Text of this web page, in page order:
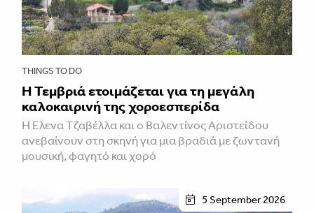
THINGS TO DO
Η Τεμβριά ετοιμάζεται για τη μεγάλη
καλοκαιρινή της χοροεσπερίδα
Η Έλενα Τζαβέλλα και ο Βαλεντίνος Αριστείδου
ανεβαίνουν στη σκηνή για μια βραδιά με ζωντανή
μουσική, φαγητό και χορό
5 September 2026